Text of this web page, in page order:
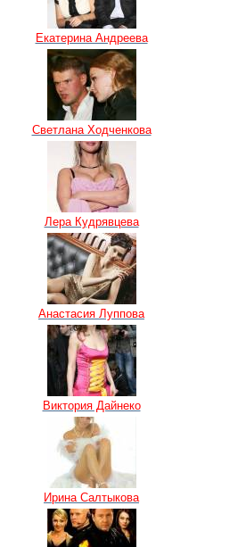
Екатерина Андреева
Светлана Ходченкова
Лера Кудрявцева
Анастасия Луппова
Виктория Дайнеко
Ирина Салтыкова